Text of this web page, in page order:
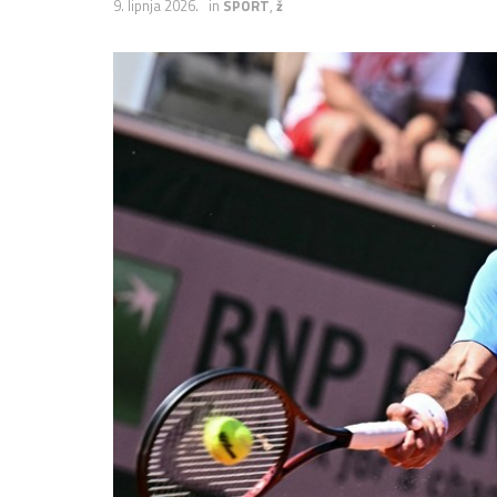
9. lipnja 2026. in SPORT, ž